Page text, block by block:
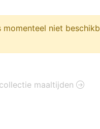
momenteel niet
maaltijden